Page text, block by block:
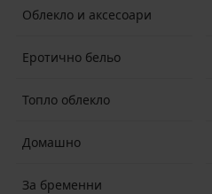
Облекло и аксесоари
Еротично бельо
Топло облекло
Домашно
За бременни